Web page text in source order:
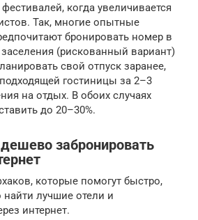
когда увеличивается
Так, многие опытные
бронировать номер в
(рискованный вариант)
свой отпуск заранее,
гостиницы за 2–3
на отдых. В обоих случаях
до 20–30%.
забронировать
которые помогут быстро,
лучшие отели и
интернет.